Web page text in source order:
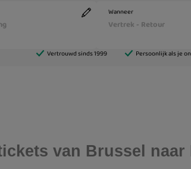
van Brussel naar